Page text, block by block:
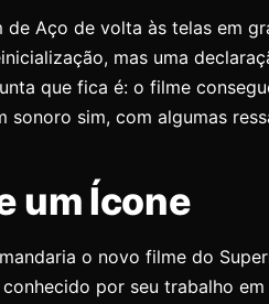
Aço de volta às telas em
mas uma
que fica é: o filme
sim, com algumas
um Ícone
o novo filme do
por seu trabalho